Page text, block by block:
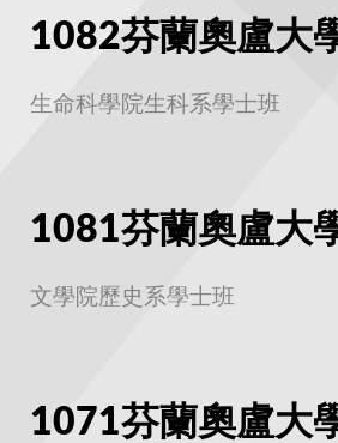
1082芬蘭奧盧大
生命科學院生科系學士班
1081芬蘭奧盧大
文學院歷史系學士班
1071芬蘭奧盧大